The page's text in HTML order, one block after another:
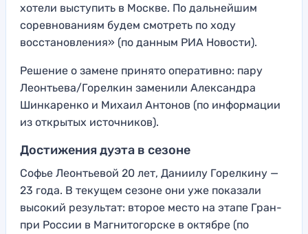
хотели выступить в Москве. По дальнейшим
соревнованиям будем смотреть по ходу
восстановления» (по данным РИА Новости).
Решение о замене принято оперативно: пару
Леонтьева/Горелкин заменили Александра
Шинкаренко и Михаил Антонов (по информации
из открытых источников).
Достижения дуэта в сезоне
Софье Леонтьевой 20 лет, Даниилу Горелкину —
23 года. В текущем сезоне они уже показали
высокий результат: второе место на этапе Гран-
при России в Магнитогорске в октябре (по